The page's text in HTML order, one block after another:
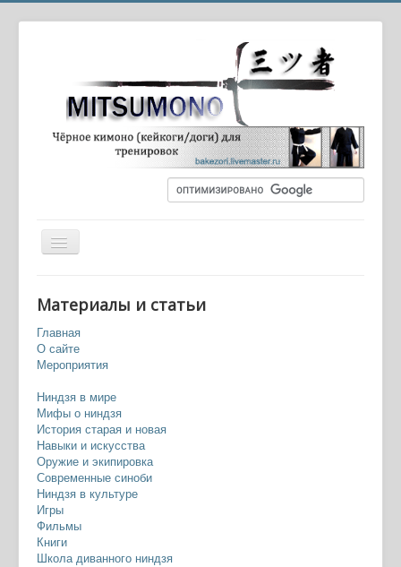
Вы здесь:
Фудзибаяси Нагато, таинственный полководец
Материалы и статьи
Главная
О сайте
Мероприятия
Ниндзя в мире
Мифы о ниндзя
История старая и новая
Навыки и искусства
Оружие и экипировка
Современные синоби
Ниндзя в культуре
Игры
Фильмы
Книги
Школа диванного ниндзя